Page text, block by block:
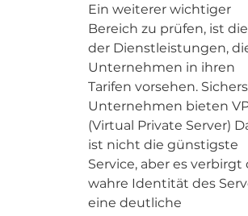
Ein weiterer wichtiger
Bereich zu prüfen, ist
der Dienstleistungen,
Unternehmen in ihren
Tarifen vorsehen.
Unternehmen bieten
(Virtual Private Server)
ist nicht die günstigste
Service, aber es verbirgt
wahre Identität des
eine deutliche